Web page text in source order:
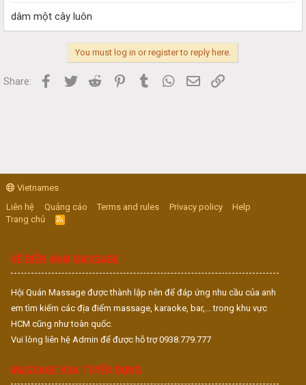
dâm một cây luôn
You must log in or register to reply here.
Share: Facebook
Twitter Reddit PinterestTumblr WhatsApp
Email
Vietnames
Liên hệ
Quảng cáo Terms and rules Privacy policy
Help
Trang chủ
R
S
VỀ DIỄN ĐÀN MASSAGE
Hội Quán Massage được thành lập nên để đáp ứng nhu cầu của anh
em tìm kiếm các địa điểm massage, karaoke, bar,... trong khu vực
HCM cũng như toàn quốc.
Vui lòng liên hệ Admin để được hỗ trợ 0938.779.777
MASSAGE VUA TUYỂN DỤNG